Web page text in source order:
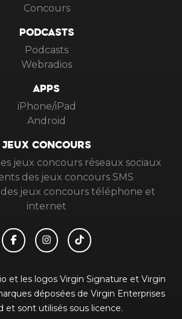
Concours
PODCASTS
Podcasts
Webradios
APPS
iPhone/iPad
Android
JEUX CONCOURS
jeux concours réseaux sociaux
des jeux concours SMS
jeux concours téléphone et
internet
et les logos Virgin Signature et Virgin
déposées de Virgin Enterprises
et sont utilisés sous licence.